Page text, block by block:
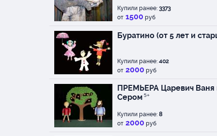
Купили ранее: 3373
от 1500 руб
Буратино (от 5 лет и
Купили ранее: 402
от 2000 руб
ПРЕМЬЕРА Царевич Ваня
Сером 5+
Купили ранее: 8
от 2000 руб